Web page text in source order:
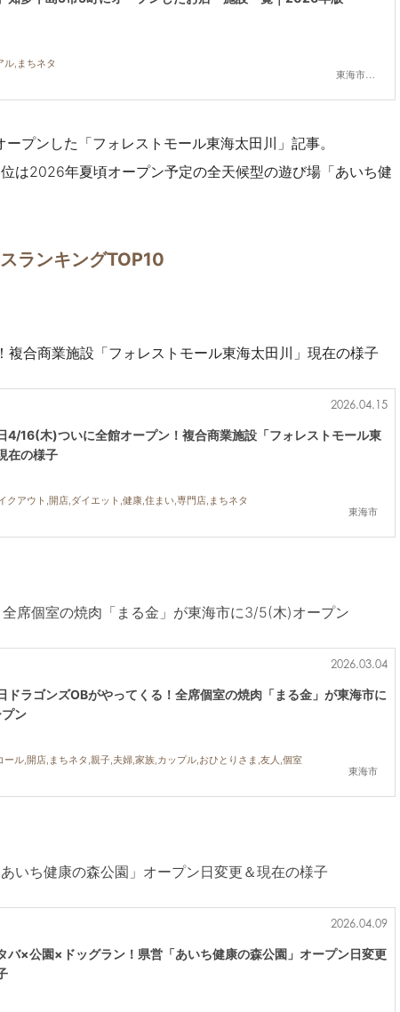
東海市,大府市,知多市,東浦町,阿久比町,半田市,常滑市,武豊町,美浜町,南知多町
ル,まちネタ
プンした「フォレストモール東海太田川」 記事。
は2026年夏頃オープン予定の全天候型の遊び場「あいち健
ランキングTOP10
複合商業施設「フォレストモール東海太田川」現在の様子
東海市
2026.04.15
4/16(木)ついに全館オープン！複合商業施設「フォレストモール東
在の様子
クアウト,開店,ダイエット,健康,住まい,専門店,まちネタ
全席個室の焼肉「まる金」が東海市に3/5(木)オープン
東海市
2026.03.04
ドラゴンズOBがやってくる！全席個室の焼肉「まる金」が東海市に
ン
ール,開店,まちネタ,親子,夫婦,家族,カップル,おひとりさま,友人,個室
いち健康の森公園」オープン日変更＆現在の様子
2026.04.09
バ×公園×ドッグラン！県営「あいち健康の森公園」オープン日変更